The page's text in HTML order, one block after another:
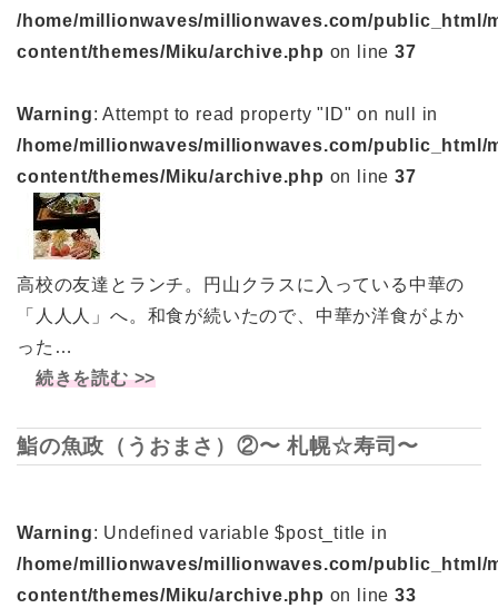
/home/millionwaves/millionwaves.com/public_html/
content/themes/Miku/archive.php on line37
Warning: Attempt to read property "ID" on null in
/home/millionwaves/millionwaves.com/public_html/
content/themes/Miku/archive.php on line37
高校の友達とランチ。円山クラスに入っている中華の
「人人人」へ。和食が続いたので、中華か洋食がよか
った…
続きを読む >>
鮨の魚政（うおまさ）②〜 札幌☆寿司〜
Warning: Undefined variable $post_title in
/home/millionwaves/millionwaves.com/public_html/
content/themes/Miku/archive.php on line33